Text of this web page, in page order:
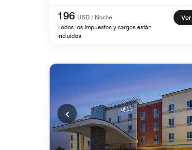
196 USD / Noche
Todos los impuestos y cargos están
incluidos